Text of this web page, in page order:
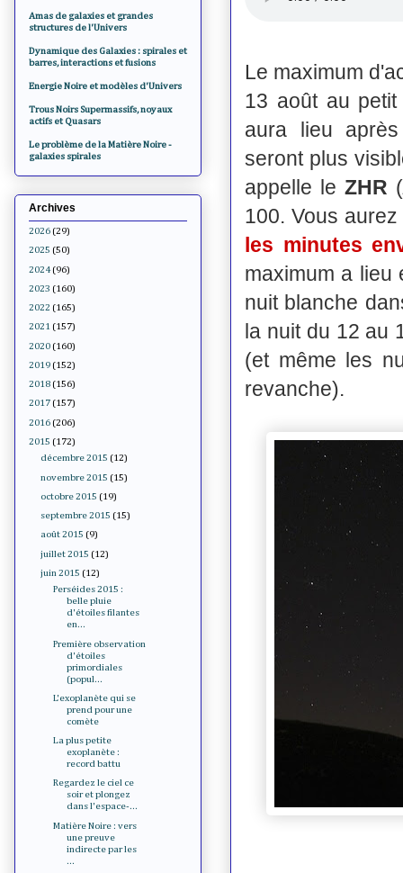
Le maximum
13 août au
aura lieu
seront plus
appelle leZHR (
100. Vous
les minutes
maximum a lieu
nuit blanche
la nuit du 12 au
(et même les
revanche).
Amas de galaxies et grandes
structures de l'Univers
Dynamique des Galaxies : spirales et
barres, interactions et fusions
Energie Noire et modèles d'Univers
Trous Noirs Supermassifs, noyaux
actifs et Quasars
Le problème de la Matière Noire -
galaxies spirales
Archives
2026 (29)
2025 (50)
2024 (96)
2023 (160)
2022 (165)
2021 (157)
2020 (160)
2019 (152)
2018 (156)
2017 (157)
2016 (206)
2015 (172)
décembre 2015 (12)
novembre 2015 (15)
octobre 2015 (19)
septembre 2015 (15)
août 2015 (9)
juillet 2015 (12)
juin 2015 (12)
Perséides 2015 :
belle pluie
d'étoiles filantes
en...
Première observation
d'étoiles
primordiales
(popul...
L'exoplanète qui se
prend pour une
comète
La plus petite
exoplanète :
record battu
Regardez le ciel ce
soir et plongez
dans l'espace-...
Matière Noire : vers
une preuve
indirecte par les
...